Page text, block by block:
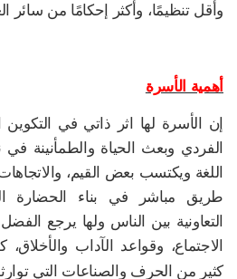
وأقل تنظيمًا، وأكثر إحكامًا من سائر
أهمية الأسرة
إن الأسرة لها اثر ذاتي في
الفردي وبعث الحياة والطمأنينة
اللغة ويكتسب بعض القيم،
طريق مباشر في بناء الحضارة
التعاونية بين الناس ولها يرجع
الاجتماع، وقواعد الآداب
كثير من الحرف والصناعات التي